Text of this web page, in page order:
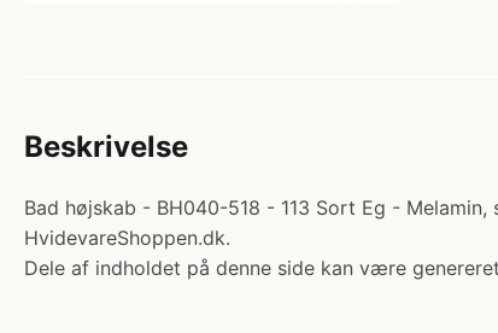
Beskrivelse
Bad højskab - BH040-518 - 113 Sort Eg -
HvidevareShoppen.dk.
Dele af indholdet på denne side kan være